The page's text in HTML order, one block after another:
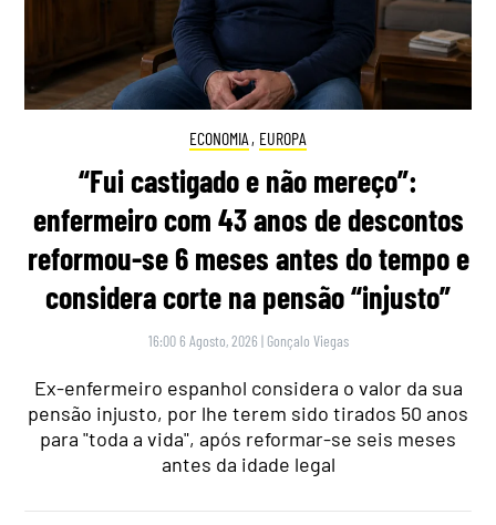
ECONOMIA , EUROPA
“Fui castigado e não mereço”:
enfermeiro com 43 anos de descontos
reformou-se 6 meses antes do tempo e
considera corte na pensão “injusto”
16:00 6 Agosto, 2026 | Gonçalo Viegas
Ex-enfermeiro espanhol considera o valor da sua
pensão injusto, por lhe terem sido tirados 50 anos
para "toda a vida", após reformar-se seis meses
antes da idade legal